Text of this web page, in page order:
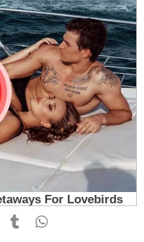
PinterestTumblrWhatsApp